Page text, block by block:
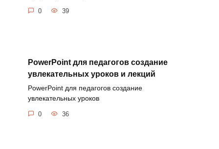
0 39
PowerPoint для педагогов создание
увлекательных уроков и лекций
PowerPoint для педагогов создание
увлекательных уроков
0 36